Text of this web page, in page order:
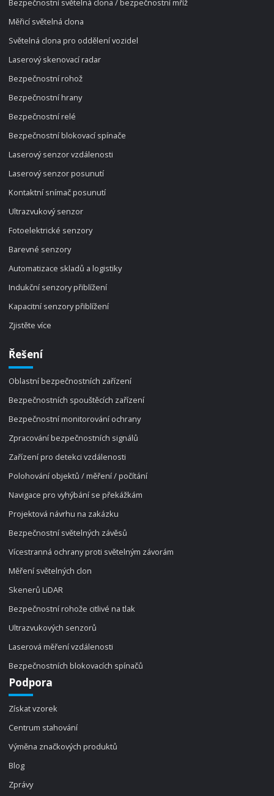
Bezpečnostní světelná clona / bezpečnostní mříž
Měřicí světelná clona
Světelná clona pro oddělení vozidel
Laserový skenovací radar
Bezpečnostní rohož
Bezpečnostní hrany
Bezpečnostní relé
Bezpečnostní blokovací spínače
Laserový senzor vzdálenosti
Laserový senzor posunutí
Kontaktní snímač posunutí
Ultrazvukový senzor
Fotoelektrické senzory
Barevné senzory
Automatizace skladů a logistiky
Indukční senzory přiblížení
Kapacitní senzory přiblížení
Zjistěte více
Řešení
Oblastní bezpečnostních zařízení
Bezpečnostních spouštěcích zařízení
Bezpečnostní monitorování ochrany
Zpracování bezpečnostních signálů
Zařízení pro detekci vzdálenosti
Polohování objektů / měření / počítání
Navigace pro vyhýbání se překážkám
Projektová návrhu na zakázku
Bezpečnostní světelných závěsů
Vícestranná ochrany proti světelným závorám
Měření světelných clon
Skenerů LiDAR
Bezpečnostní rohože citlivé na tlak
Ultrazvukových senzorů
Laserová měření vzdálenosti
Bezpečnostních blokovacích spínačů
Podpora
Získat vzorek
Centrum stahování
Výměna značkových produktů
Blog
Zprávy